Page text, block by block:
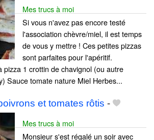
Mes trucs à moi
Si vous n'avez pas encore testé
l'association chèvre/miel, il est temps
de vous y mettre ! Ces petites pizzas
sont parfaites pour l'apéritif.
pizza 1 crottin de chavignol (ou autre
Sauce tomate nature Miel Herbes...
et tomates rôtis -
Mes trucs à moi
Monsieur s'est régalé un soir avec